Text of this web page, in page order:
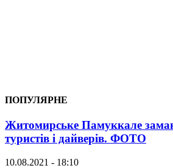
ПОПУЛЯРНЕ
Житомирське Памуккале
туристів і дайверів. ФОТО
10.08.2021 - 18:10